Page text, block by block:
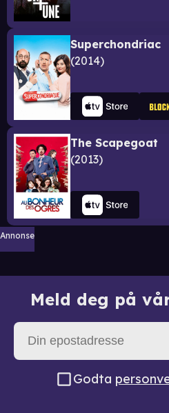
Superchondriac
2014
The Scapegoat
2013
Annonse
Meld deg på
Godta